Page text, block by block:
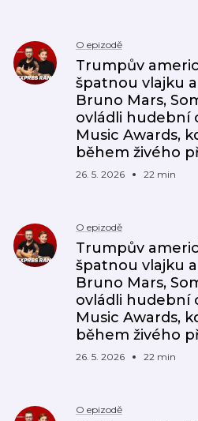
O epizodě
Trumpův
špatnou vlajku
Bruno Mars,
ovládli hudební
Music Awards,
během živého
26. 5. 2026 22 min
O epizodě
Trumpův
špatnou vlajku
Bruno Mars,
ovládli hudební
Music Awards,
během živého
26. 5. 2026 22 min
O epizodě